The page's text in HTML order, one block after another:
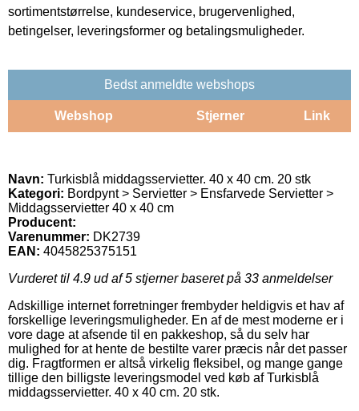
sortimentstørrelse, kundeservice, brugervenlighed,
betingelser, leveringsformer og betalingsmuligheder.
Bedst anmeldte webshops
Webshop Stjerner Link
Navn: Turkisblå middagsservietter. 40 x 40 cm. 20 stk
Kategori: Bordpynt > Servietter > Ensfarvede Servietter >
Middagsservietter 40 x 40 cm
Producent:
Varenummer: DK2739
EAN: 4045825375151
Vurderet til 4.9 ud af 5 stjerner baseret på 33 anmeldelser
Adskillige internet forretninger frembyder heldigvis et hav af
forskellige leveringsmuligheder. En af de mest moderne er i
vore dage at afsende til en pakkeshop, så du selv har
mulighed for at hente de bestilte varer præcis når det passer
dig. Fragtformen er altså virkelig fleksibel, og mange gange
tillige den billigste leveringsmodel ved køb af Turkisblå
middagsservietter. 40 x 40 cm. 20 stk.